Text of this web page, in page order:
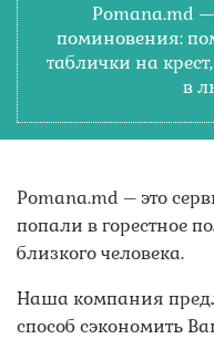
Pomana.md
поминовения:
таблички на
в
Pomana.md – это
попали в горестное
близкого человека.
Наша компания
способ сэкономить